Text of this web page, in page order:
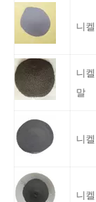
니
니
말
니
니